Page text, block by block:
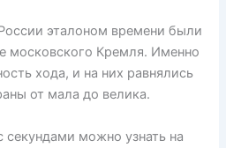
эталоном времени были
московского Кремля. Именно
хода, и на них равнялись
от мала до велика.
секундами можно узнать на